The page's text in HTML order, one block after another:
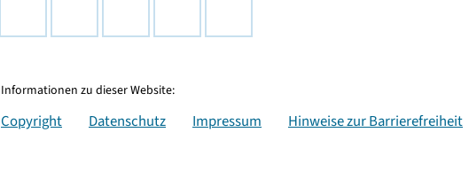
Informationen zu dieser Website:
Copyright Datenschutz Impressum Hinweise zur Barrierefreiheit